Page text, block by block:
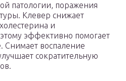
патологии, поражения
Клевер снижает
и
эффективно помогает
Снимает воспаление
сократительную